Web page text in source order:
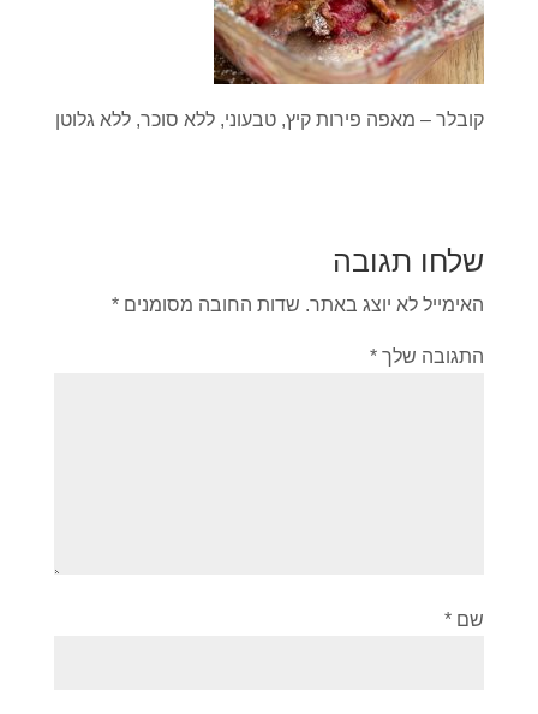
קובלר – מאפה פירות קיץ, טבעוני, ללא סוכר, ללא גלוטן
שלחו תגובה
האימייל לא יוצג באתר. שדות החובה מסומנים *
התגובה שלך *
שם *